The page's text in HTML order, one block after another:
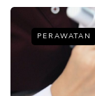
PERAWATAN